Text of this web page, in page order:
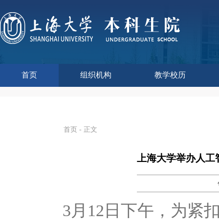
首页 组织机构 教学校历
首页 - 正文
上海大学举办人工
3月12日下午，为紧